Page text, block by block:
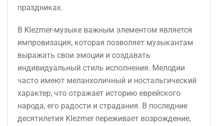
праздниках.
В Klezmer-музыке важным элементом является
импровизация, которая позволяет музыкантам
выражать свои эмоции и создавать
индивидуальный стиль исполнения. Мелодии
часто имеют меланхоличный и ностальгический
характер, что отражает историю еврейского
народа, его радости и страдания. В последние
десятилетия Klezmer переживает возрождение,